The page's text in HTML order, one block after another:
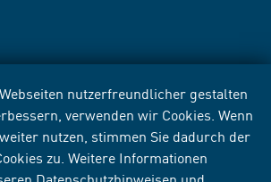
nutzerfreundlicher gestalten
verwenden wir Cookies. Wenn
nutzen, stimmen Sie dadurch der
zu. Weitere Informationen